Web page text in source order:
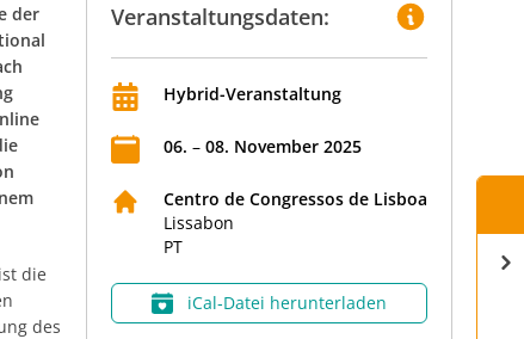
Veranstaltungsdaten:
Hybrid-Veranstaltung
06. – 08. November 2025
Centro de Congressos de Lisboa
Lissabon
PT
iCal‑Datei herunterladen
der
die
des